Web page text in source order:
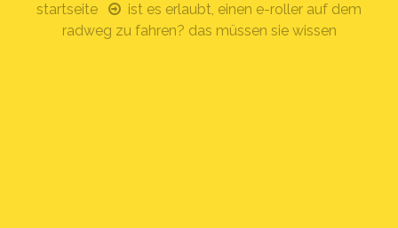
startseite
ist es erlaubt, einen e-roller auf dem
radweg zu fahren? das müssen sie wissen